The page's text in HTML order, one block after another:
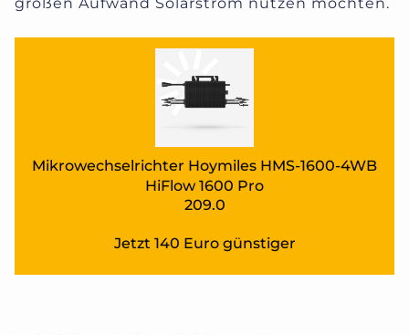
großen Aufwand Solarstrom nutzen möchten.
Mikrowechselrichter Hoymiles HMS-1600-4WB
HiFlow 1600 Pro
209.0
Jetzt 140 Euro günstiger